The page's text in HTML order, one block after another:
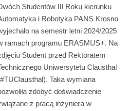
Studentów III Roku kierunku
i Robotyka PANS Krosno
na semestr letni 2024/2025
ramach programu ERASMUS+. Na
Student przed Rektoratem
Uniwersytetu Clausthal
Taka wymiana
zdobyć doświadczenie
z pracą inżyniera w